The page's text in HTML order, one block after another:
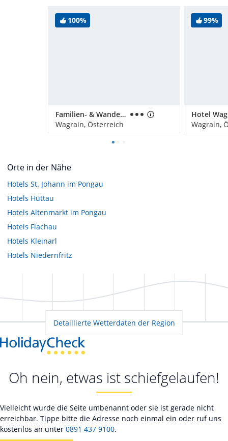
100%
Familien- & Wanderhotel Erika
Wagrain, Österreich
99%
Hotel
Wagrain,
Orte in der Nähe
Hotels St. Johann im Pongau
Hotels Hüttau
Hotels Altenmarkt im Pongau
Hotels Flachau
Hotels Kleinarl
Hotels Niedernfritz
Detaillierte Wetterdaten der Region
Oh nein, etwas ist schiefgelaufen!
Vielleicht wurde die Seite umbenannt oder sie ist gerade nicht
erreichbar. Tippe bitte die Adresse noch einmal ein oder ruf uns
kostenlos an unter 0891 437 9100.